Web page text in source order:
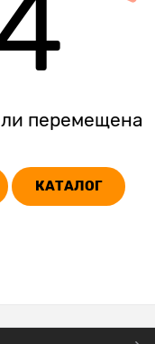
перемещена
КАТАЛОГ